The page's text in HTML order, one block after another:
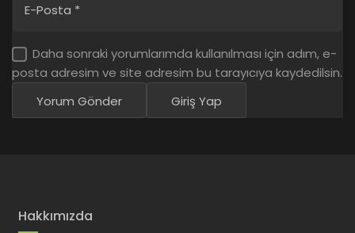
E-Posta *
Daha sonraki yorumlarımda kullanılması için adım, e-
posta adresim ve site adresim bu tarayıcıya kaydedilsin.
Yorum Gönder
Giriş Yap
Hakkımızda